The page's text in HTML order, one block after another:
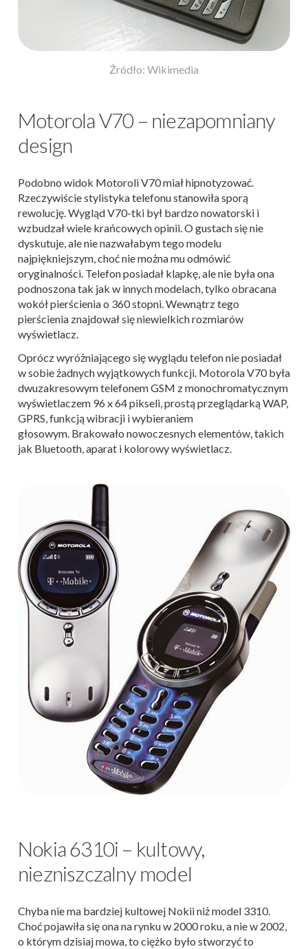
Źródło: Wikimedia
Motorola V70 – niezapomniany
design
Podobno widok Motoroli V70 miał hipnotyzować.
Rzeczywiście stylistyka telefonu stanowiła sporą
rewolucję. Wygląd V70-tki był bardzo nowatorski i
wzbudzał wiele krańcowych opinii. O gustach się nie
dyskutuje, ale nie nazwałabym tego modelu
najpiękniejszym, choć nie można mu odmówić
oryginalności. Telefon posiadał klapkę, ale nie była ona
podnoszona tak jak w innych modelach, tylko obracana
wokół pierścienia o 360 stopni. Wewnątrz tego
pierścienia znajdował się niewielkich rozmiarów
wyświetlacz.
Oprócz wyróżniającego się wyglądu telefon nie posiadał
w sobie żadnych wyjątkowych funkcji. Motorola V70 była
dwuzakresowym telefonem GSM z monochromatycznym
wyświetlaczem 96 x 64 pikseli, prostą przeglądarką WAP,
GPRS, funkcją wibracji i wybieraniem
głosowym. Brakowało nowoczesnych elementów, takich
jak Bluetooth, aparat i kolorowy wyświetlacz.
Nokia 6310i – kultowy,
niezniszczalny model
Chyba nie ma bardziej kultowej Nokii niż model 3310.
Choć pojawiła się ona na rynku w 2000 roku, a nie w 2002,
o którym dzisiaj mowa, to ciężko było stworzyć to